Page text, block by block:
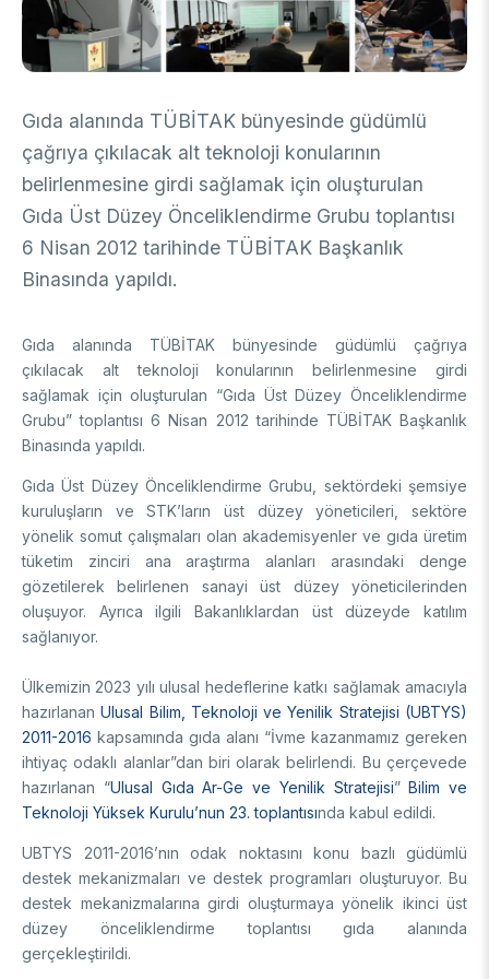
Arşiv
Üretken Yapay Zekâ Rehberi
DESTEKLER
Akademik
Ulusal Programlar
Uluslararası Programlar
Sanayi
Uluslararası Programlar
Bilim & Toplum
Ulusal Programlar
Uluslararası Programlar
Bilimsel Etkinlik
Etkinlik Düzenleme
Uluslararası Destekler
Uluslararası İş Birlikleri
İkili İş Birliği Programları
Çok Taraflı Programlar
AB Çerçeve Programları
BURSLAR
Lisans / Önlisans
Mentorluk Desteği Programı
Burs Programları
Destek Programları
Eğitim Burs Programları
Araştırma Burs Programları
Uluslararası Burslar
Doktora Sonrası
Araştırma Burs Programları
Uluslararası Burslar
Uluslararası
Araştırma Burs Programları
Uluslararası Burslar
AR-GE FAALİYETLERİMİZ
MAM
Enerji Teknolojileri
İklim ve Yaşam Bilimleri
Malzeme ve Proses Teknolojileri
BİLGEM
Bilişim Teknolojileri Enstitüsü (BTE)
Ulusal Elektronik ve Kriptoloji Araştırma Enstitüsü (UEKAE)
Yapay Zekâ Enstitüsü (YZE)
Yazılım Teknolojileri Araştırma Enstitüsü (YTE)
İleri Teknolojiler Araştırma Enstitüsü (İLTAREN)
AR-GE Birimleri
Raylı Ulaşım Teknolojileri Enstitüsü (RUTE)
Savunma Sanayii Araştırma ve Geliştirme Enstitüsü (SAGE)
TEKSEB ve TEKNOPARK
Temel Bilimler Araştırma Enstitüsü (TBAE)
Temiz Enerji, İklim Değişikliği ve Sürdürülebilirlik Araştırma
AR-GE Kolaylık Birimleri
Bursa Test ve Analiz Laboratuvarı (BUTAL)
Ulusal Akademik Ağ ve Bilgi Merkezi (ULAKBİM)
Haber Arşivi
Gıda alanında TÜBİTAK bünyesinde güdümlü
çağrıya çıkılacak alt teknoloji konularının
belirlenmesine girdi sağlamak için oluşturulan
Gıda Üst Düzey Önceliklendirme Grubu toplantısı
6 Nisan 2012 tarihinde TÜBİTAK Başkanlık
Binasında yapıldı.
Gıda alanında TÜBİTAK bünyesinde güdümlü çağrıya
çıkılacak alt teknoloji konularının belirlenmesine girdi
sağlamak için oluşturulan “Gıda Üst Düzey Önceliklendirme
Grubu” toplantısı 6 Nisan 2012 tarihinde TÜBİTAK Başkanlık
Binasında yapıldı.
Gıda Üst Düzey Önceliklendirme Grubu, sektördeki şemsiye
kuruluşların ve STK’ların üst düzey yöneticileri, sektöre
yönelik somut çalışmaları olan akademisyenler ve gıda üretim
tüketim zinciri ana araştırma alanları arasındaki denge
gözetilerek belirlenen sanayi üst düzey yöneticilerinden
oluşuyor. Ayrıca ilgili Bakanlıklardan üst düzeyde katılım
sağlanıyor.
Ülkemizin 2023 yılı ulusal hedeflerine katkı sağlamak amacıyla
hazırlananUlusal Bilim, Teknoloji ve Yenilik Stratejisi (UBTYS)
2011-2016 kapsamında gıda alanı “İvme kazanmamız gereken
ihtiyaç odaklı alanlar”dan biri olarak belirlendi. Bu çerçevede
hazırlanan “Ulusal Gıda Ar-Ge ve Yenilik Stratejisi”Bilim ve
Teknoloji Yüksek Kurulu’nun 23. toplantısında kabul edildi.
UBTYS 2011-2016’nın odak noktasını konu bazlı güdümlü
destek mekanizmaları ve destek programları oluşturuyor. Bu
destek mekanizmalarına girdi oluşturmaya yönelik ikinci üst
düzey önceliklendirme toplantısı gıda alanında
gerçekleştirildi.